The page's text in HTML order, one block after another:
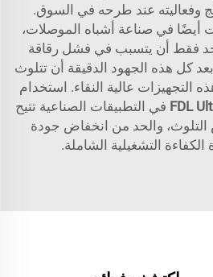
وفعاليته عند طرحه في السوق.
أيضًا في صناعة أشباه الموصلات،
فقط أن يتسبب في فشل رقاقة
بعد كل هذه الجهود الدقيقة أن تتلوث
التجهيزات عالية النقاء. استخدام
FDL في التطبيقات الصناعية تتيح
والحد من انخفاض جودة
الكفاءة التشغيلية الشاملة.